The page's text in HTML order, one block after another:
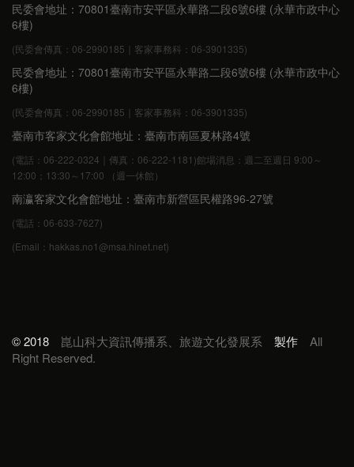
民委會地址：70801臺南市安平區永華路二段6號6樓 (永華市政中心
6樓)
(民委會傳真：06-2990185｜客家事務科：06-3901335)
民委會地址：70801臺南市安平區永華路二段6號6樓 (永華市政中心
6樓)
(民委會傳真：06-2990185｜客家事務科：06-3901335)
臺南市客家文化會館地址：臺南市南區夏林路4號
(電話：06-222-0324｜傳真：06-222-1181)館場消息：週二至週日 9:00～
12:00；13:30～17:00 （週一休館）
南瀛客家文化會館地址：臺南市新營區民權路96-27號
(電話：06-633-7627)
(Email：hakkas.no1@msa.hinet.net)
© 2018 崑山科大資訊傳播系、旅遊文化發展系 製作 All
Right Reserved.